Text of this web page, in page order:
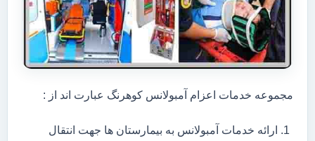
مجموعه خدمات اعزام آمبولانس کوهرنگ عبارت اند از :
ارائه خدمات آمبولانس به بیمارستان ها جهت انتقال